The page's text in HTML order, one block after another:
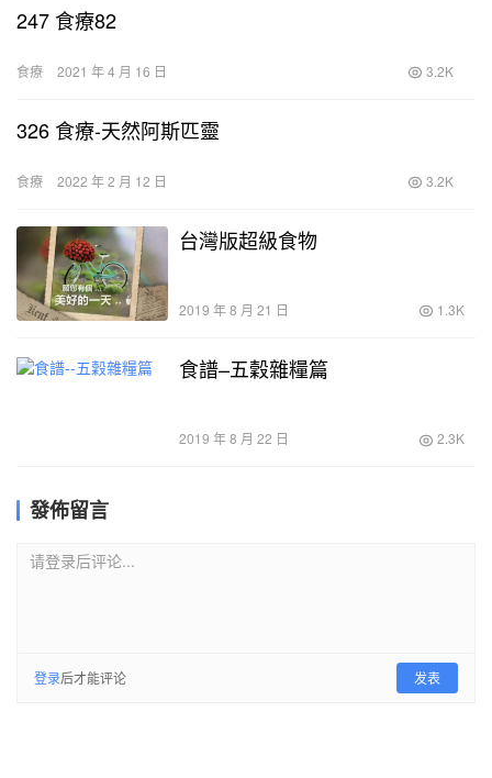
247 食療82
食療 2021 年 4 月 16 日 3.2K
326 食療-天然阿斯匹靈
食療 2022 年 2 月 12 日 3.2K
台灣版超級食物
2019 年 8 月 21 日 1.3K
食譜–五穀雜糧篇
2019 年 8 月 22 日 2.3K
發佈留言
请登录后评论...
登录后才能评论 发表